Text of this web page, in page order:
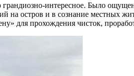
грандиозно-интересное. Было
на остров и в сознание местных
для прохождения чисток,